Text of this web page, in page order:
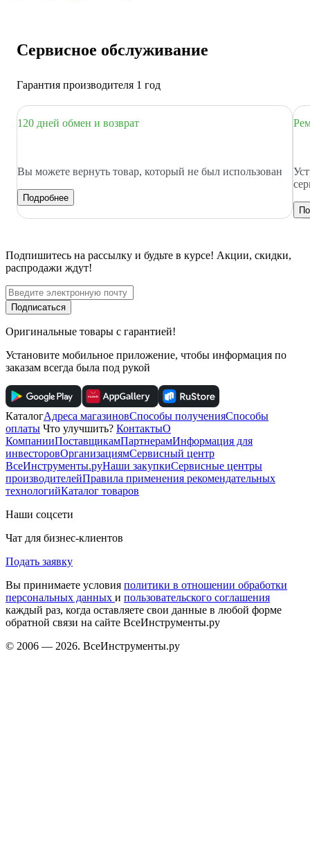
Сервисное обслуживание
Гарантия производителя 1 год
120 дней обмен и возврат
Вы можете вернуть товар, который не был использован
Подробнее
Подпишитесь на рассылку и будьте в курсе! Акции, скидки,
распродажи ждут!
Подписаться
Оригинальные товары с гарантией!
Установите мобильное приложение, чтобы информация по
заказам всегда была под рукой
КаталогАдреса магазиновСпособы полученияСпособы
оплаты Что улучшить? КонтактыО
КомпанииПоставщикамПартнерамИнформация для
инвесторовОрганизациямСервисный центр
ВсеИнструменты.руНаши закупкиСервисные центры
производителейПравила применения рекомендательных
технологийКаталог товаров
Наши соцсети
Чат для бизнес-клиентов
Подать заявку
Вы принимаете условия политики в отношении обработки
персональных данных и пользовательского соглашения
каждый раз, когда оставляете свои данные в любой форме
обратной связи на сайте ВсеИнструменты.ру
© 2006 — 2026. ВсеИнструменты.ру